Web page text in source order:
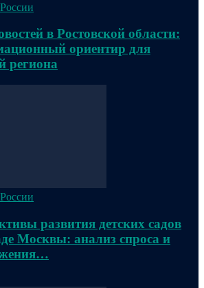
в Ростовской области:
ориентир для
региона
развития детских садов
Москвы: анализ спроса и